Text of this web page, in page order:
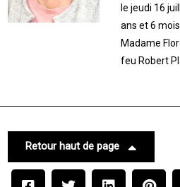
le jeudi 16
ans et 6
Madame
feu Robert
Retour haut de page